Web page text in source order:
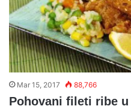
Mar 15, 2017 88,766
Pohovani fileti ribe